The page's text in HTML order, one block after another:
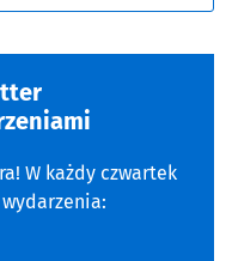
W każdy czwartek